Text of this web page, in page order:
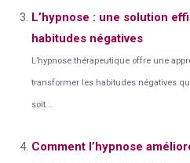
L’hypnose : une solution
habitudes négatives
L’hypnose thérapeutique offre une
transformer les habitudes négatives
soit...
Comment l’hypnose